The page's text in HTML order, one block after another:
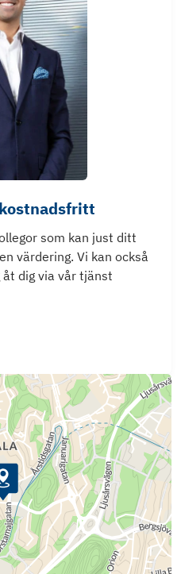
som kan just ditt
värdering. Vi kan också
dig via vår tjänst